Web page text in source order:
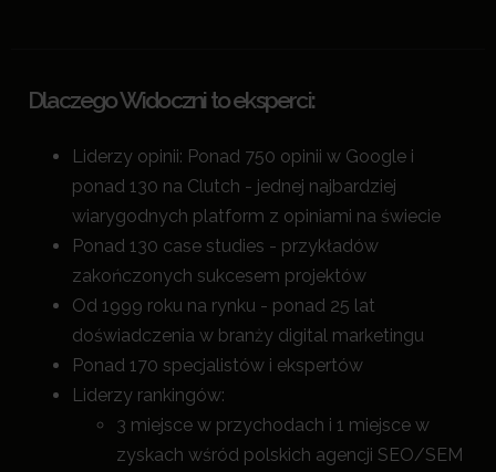
Dlaczego Widoczni to eksperci:
Liderzy opinii: Ponad 750 opinii w Google i
ponad 130 na Clutch - jednej najbardziej
wiarygodnych platform z opiniami na świecie
Ponad 130 case studies - przykładów
zakończonych sukcesem projektów
Od 1999 roku na rynku - ponad 25 lat
doświadczenia w branży digital marketingu
Ponad 170 specjalistów i ekspertów
Liderzy rankingów:
3 miejsce w przychodach i 1 miejsce w
zyskach wśród polskich agencji SEO/SEM